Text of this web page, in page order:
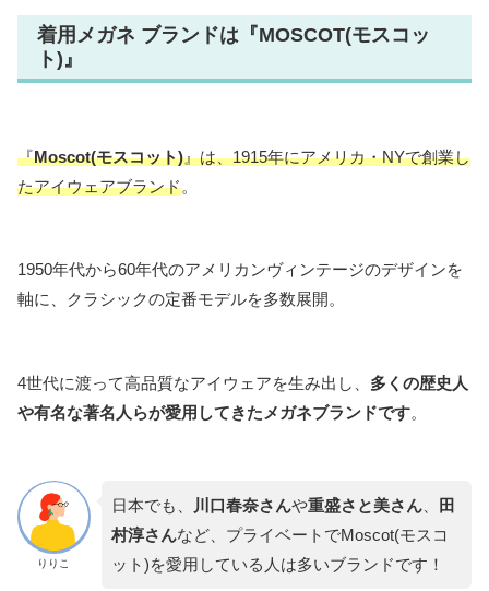
着用メガネ ブランドは『MOSCOT(モスコッ
ト)』
『Moscot(モスコット)』は、1915年にアメリカ・NYで創業し
たアイウェアブランド。
1950年代から60年代のアメリカンヴィンテージのデザインを
軸に、クラシックの定番モデルを多数展開。
4世代に渡って高品質なアイウェアを生み出し、 多くの歴史人
や有名な著名人らが愛用してきたメガネブランドです。
りりこ
日本でも、 川口春奈さんや重盛さと美さん、
田
村淳さんなど、プライベートでMoscot(モスコ
ット)を愛用している人は多いブランドです！